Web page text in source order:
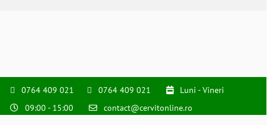
0764 409 021 0764 409 021
Luni - Vineri
09:00 - 15:00
contact@cervitonline.ro